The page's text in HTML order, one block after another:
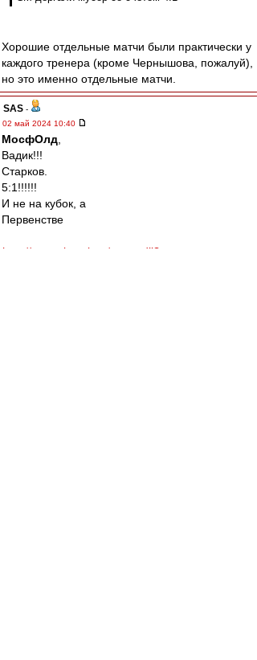
Хорошие отдельные матчи были практически у
каждого тренера (кроме Чернышова, пожалуй),
но это именно отдельные матчи.
SAS -
02 май 2024 10:40
МосфОлд
Вадик!!!
Старков.
5:1!!!!!!
И не на кубок, а
Первенстве
http://spartak.msk.ru/menu.dll?